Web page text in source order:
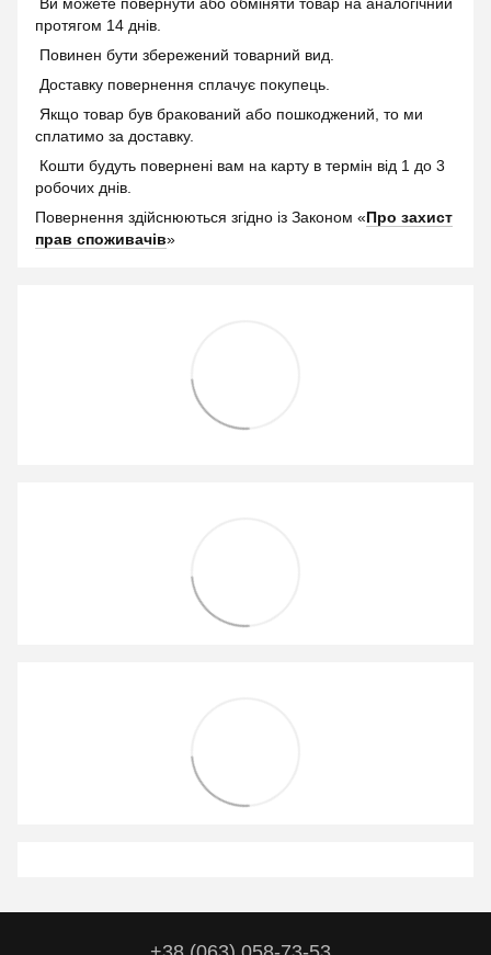
протягом 14 днів.
Повинен бути збережений товарний вид.
Доставку повернення сплачує покупець.
Якщо товар був бракований або пошкоджений, то ми
сплатимо за доставку.
Кошти будуть повернені вам на карту в термін від 1 до 3
робочих днів.
Повернення здійснюються згідно із Законом «Про захист
прав споживачів»